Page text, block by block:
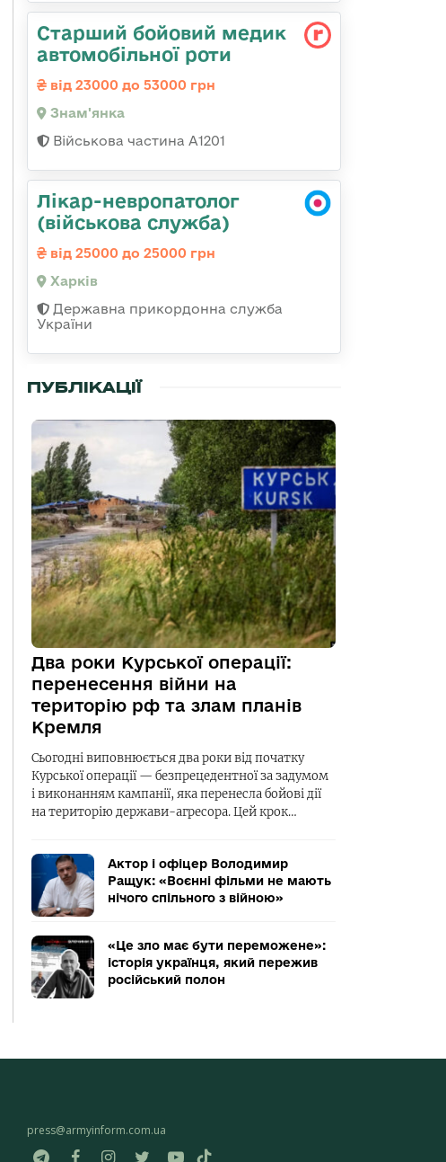
Старший бойовий медик
автомобільної роти
від 23000 до 53000 грн
Знам'янка
Військова частина А1201
Лікар-невропатолог
(військова служба)
від 25000 до 25000 грн
Харків
Державна прикордонна служба
України
ПУБЛІКАЦІЇ
Два роки Курської операції:
перенесення війни на
територію рф та злам планів
Кремля
Сьогодні виповнюється два роки від початку
Курської операції — безпрецедентної за задумом
і виконанням кампанії, яка перенесла бойові дії
на територію держави-агресора. Цей крок…
Актор і офіцер Володимир
Ращук: «Воєнні фільми не мають
нічого спільного з війною»
«Це зло має бути переможене»:
історія українця, який пережив
російський полон
press@armyinform.com.ua